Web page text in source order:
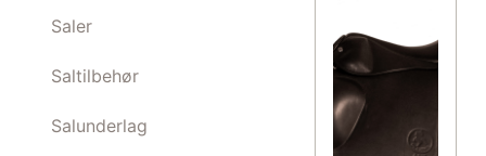
Saler
Saltilbehør
Salunderlag